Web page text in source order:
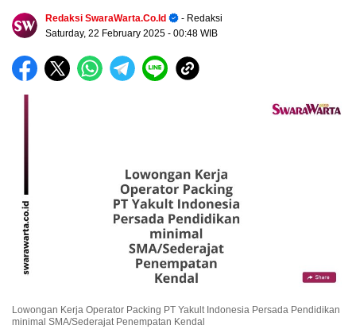
Redaksi SwaraWarta.co.id
- Redaksi
Saturday, 22 February 2025 - 00:48 WIB
Lowongan Kerja Operator Packing PT Yakult Indonesia Persada Pendidikan
minimal SMA/Sederajat Penempatan Kendal